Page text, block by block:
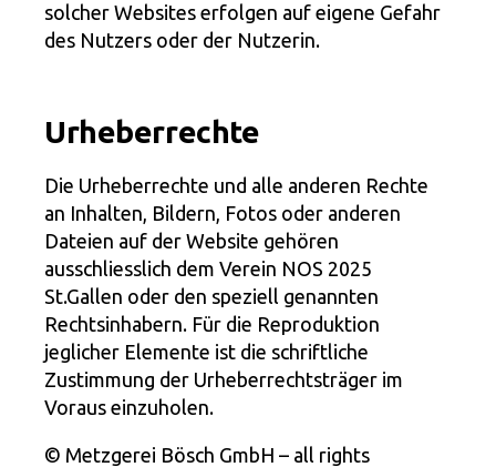
solcher Websites erfolgen auf eigene Gefahr
des Nutzers oder der Nutzerin.
Urheberrechte
Die Urheberrechte und alle anderen Rechte
an Inhalten, Bildern, Fotos oder anderen
Dateien auf der Website gehören
ausschliesslich dem Verein NOS 2025
St.Gallen oder den speziell genannten
Rechtsinhabern. Für die Reproduktion
jeglicher Elemente ist die schriftliche
Zustimmung der Urheberrechtsträger im
Voraus einzuholen.
© Metzgerei Bösch GmbH – all rights